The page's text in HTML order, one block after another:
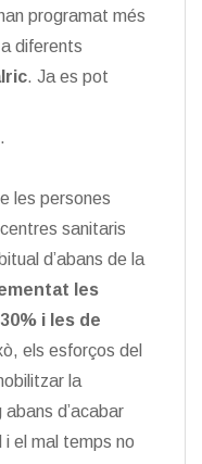
programat més
diferents
. Ja es pot
.
les persones
sanitaris
d’abans de la
les
i les de
els esforços del
la
d’acabar
i el mal temps no